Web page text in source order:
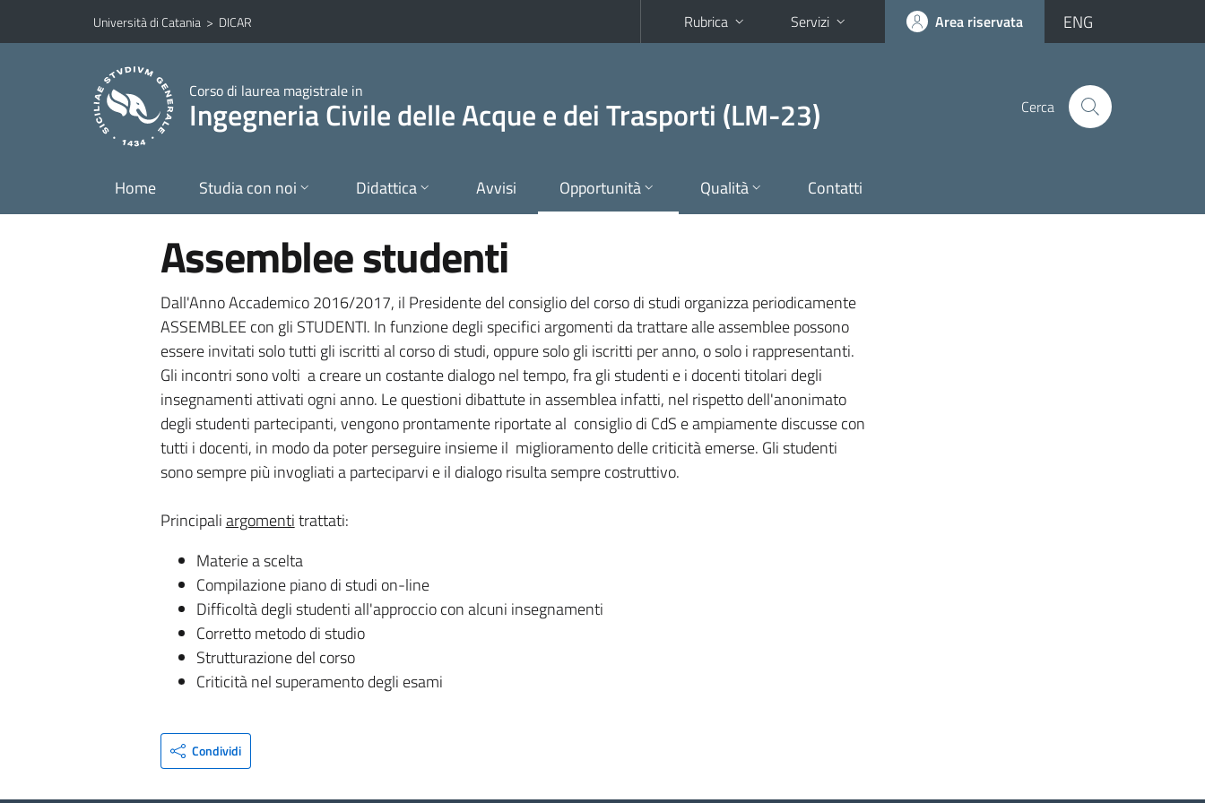
Vai al contenuto principale
Vai al menu di navigazione
Università di Catania > DICAR Rubrica Servizi Area riservata ENG
Corso di laurea magistrale in
Ingegneria Civile delle Acque e dei Trasporti (LM-23) Cerca
Home Studia con noi Didattica Avvisi Opportunità Qualità Contatti
Assemblee studenti
Dall'Anno Accademico 2016/2017, il Presidente del consiglio del corso di studi organizza periodicamente
ASSEMBLEE con gli STUDENTI. In funzione degli specifici argomenti da trattare alle assemblee possono
essere invitati solo tutti gli iscritti al corso di studi, oppure solo gli iscritti per anno, o solo i rappresentanti.
Gli incontri sono volti a creare un costante dialogo nel tempo, fra gli studenti e i docenti titolari degli
insegnamenti attivati ogni anno. Le questioni dibattute in assemblea infatti, nel rispetto dell'anonimato
degli studenti partecipanti, vengono prontamente riportate al consiglio di CdS e ampiamente discusse con
tutti i docenti, in modo da poter perseguire insieme il miglioramento delle criticità emerse. Gli studenti
sono sempre più invogliati a parteciparvi e il dialogo risulta sempre costruttivo.
Principaliargomentitrattati:
Materie a scelta
Compilazione piano di studi on-line
Difficoltà degli studenti all'approccio con alcuni insegnamenti
Corretto metodo di studio
Strutturazione del corso
Criticità nel superamento degli esami
Condividi